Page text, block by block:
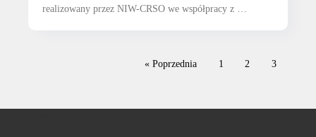
realizowany przez NIW-CRSO we współpracy z …
« Poprzednia 1 2 3